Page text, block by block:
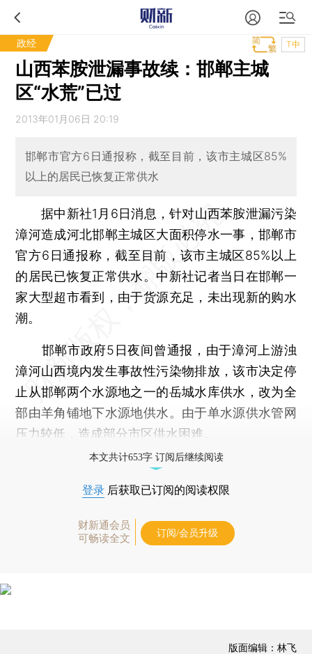
政经 T中
山西苯胺泄漏事故续：邯郸主城
区“水荒”已过
2013年01月06日 20:19
邯郸市官方6日通报称，截至目前，该市主城区85%
以上的居民已恢复正常供水
据中新社1月6日消息，针对山西苯胺泄漏污染
漳河造成河北邯郸主城区大面积停水一事，邯郸市
官方6日通报称，截至目前，该市主城区85%以上
的居民已恢复正常供水。中新社记者当日在邯郸一
家大型超市看到，由于货源充足，未出现新的购水
潮。
邯郸市政府5日夜间曾通报，由于漳河上游浊
漳河山西境内发生事故性污染物排放，该市决定停
止从邯郸两个水源地之一的岳城水库供水，改为全
部由羊角铺地下水源地供水。由于单水源供水管网
压力较低，造成部分市区供水困难。
本文共计653字 订阅后继续阅读
登录 后获取已订阅的阅读权限
财新通会员
可畅读全文
订阅/会员升级
版面编辑：林飞